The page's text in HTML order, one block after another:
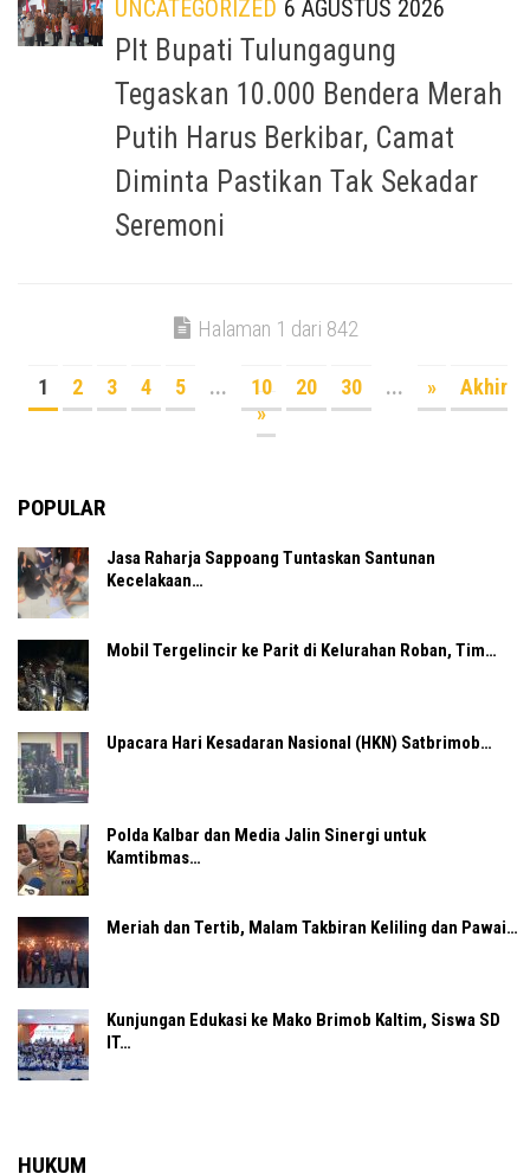
UNCATEGORIZED 6 AGUSTUS 2026
Plt Bupati Tulungagung
Tegaskan 10.000 Bendera Merah
Putih Harus Berkibar, Camat
Diminta Pastikan Tak Sekadar
Seremoni
Halaman 1 dari 842
1 2 3 4 5 ... 10 20 30 ... »
Akhir
»
POPULAR
Jasa Raharja Sappoang Tuntaskan Santunan
Kecelakaan…
Mobil Tergelincir ke Parit di Kelurahan Roban, Tim…
Upacara Hari Kesadaran Nasional (HKN) Satbrimob…
Polda Kalbar dan Media Jalin Sinergi untuk
Kamtibmas…
Meriah dan Tertib, Malam Takbiran Keliling dan Pawai…
Kunjungan Edukasi ke Mako Brimob Kaltim, Siswa SD
IT…
HUKUM